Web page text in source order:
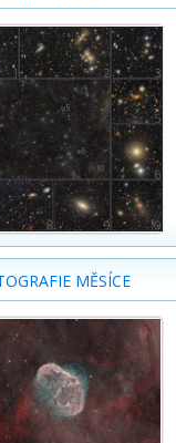
MĚSÍCE